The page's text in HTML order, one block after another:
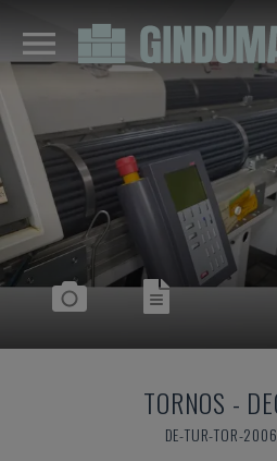
TORNOS -
DE-TUR-TOR-